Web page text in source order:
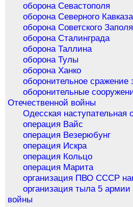
оборона Севастополя
оборона Северного Кавказа
оборона Советского
оборона Сталинграда
оборона Таллина
оборона Тулы
оборона Ханко
оборонительное сражение
оборонительные
Отечественной войны
Одесская наступательная
операция Вайс
операция Везерюбунг
операция Искра
операция Кольцо
операция Марита
организация ПВО СССР
организация тыла 5
войны